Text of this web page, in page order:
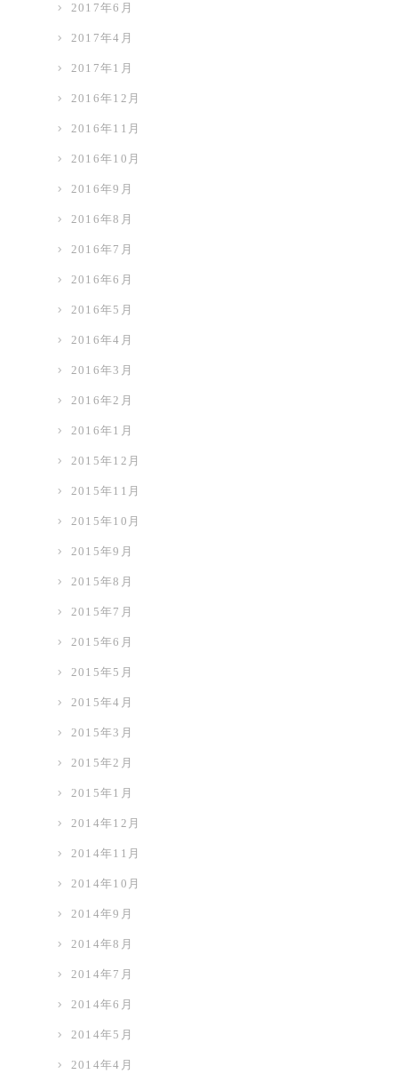
2017年6月
2017年4月
2017年1月
2016年12月
2016年11月
2016年10月
2016年9月
2016年8月
2016年7月
2016年6月
2016年5月
2016年4月
2016年3月
2016年2月
2016年1月
2015年12月
2015年11月
2015年10月
2015年9月
2015年8月
2015年7月
2015年6月
2015年5月
2015年4月
2015年3月
2015年2月
2015年1月
2014年12月
2014年11月
2014年10月
2014年9月
2014年8月
2014年7月
2014年6月
2014年5月
2014年4月